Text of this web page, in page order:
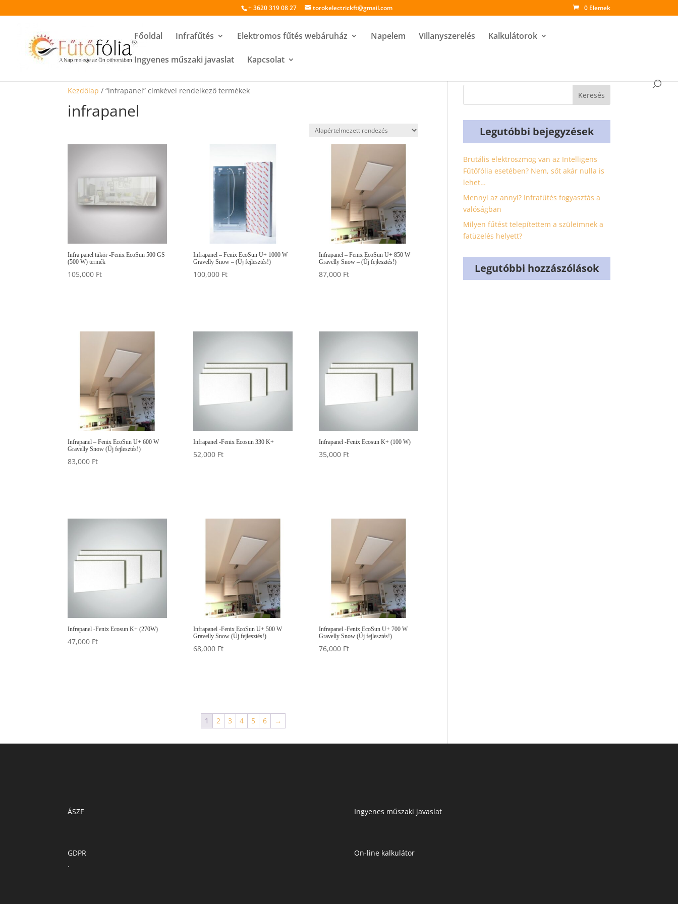
+ 3620 319 08 27 torokelectrickft@gmail.com 0 Elemek
Főoldal Infrafűtés Elektromos fűtés webáruház Napelem Villanyszerelés Kalkulátorok
Ingyenes műszaki javaslat Kapcsolat
Kezdőlap / “infrapanel” címkével rendelkező termékek
infrapanel
Infra panel tükör -Fenix EcoSun 500 GS
(500 W) termék
105,000 Ft
Infrapanel – Fenix EcoSun U+ 1000 W
Gravelly Snow – (Új fejlesztés!)
100,000 Ft
Infrapanel – Fenix EcoSun U+ 850 W
Gravelly Snow – (Új fejlesztés!)
87,000 Ft
Infrapanel – Fenix EcoSun U+ 600 W
Gravelly Snow (Új fejlesztés!)
83,000 Ft
Infrapanel -Fenix Ecosun 330 K+
52,000 Ft
Infrapanel -Fenix Ecosun K+ (100 W)
35,000 Ft
Infrapanel -Fenix Ecosun K+ (270W)
47,000 Ft
Infrapanel -Fenix EcoSun U+ 500 W
Gravelly Snow (Új fejlesztés!)
68,000 Ft
Infrapanel -Fenix EcoSun U+ 700 W
Gravelly Snow (Új fejlesztés!)
76,000 Ft
1 2 3 4 5 6 →
Legutóbbi bejegyzések
Brutális elektroszmog van az Intelligens
Fűtőfólia esetében? Nem, sőt akár nulla is
lehet…
Mennyi az annyi? Infrafűtés fogyasztás a
valóságban
Milyen fűtést telepítettem a szüleimnek a
fatüzelés helyett?
Legutóbbi hozzászólások
ÁSZF
GDPR
.
Ingyenes műszaki javaslat
On-line kalkulátor